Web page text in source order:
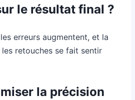
le résultat final ?
erreurs augmentent, et la
retouches se fait sentir
la précision